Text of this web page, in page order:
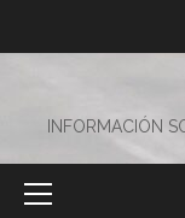
INFORMACIÓN
Menú